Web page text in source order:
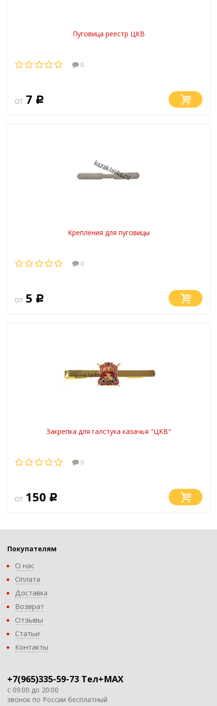
Пуговица реестр ЦКВ
0
от 7 Р
Крепления для пуговицы
0
от 5 Р
Закрепка для галстука казачья "ЦКВ"
0
от 150 Р
Покупателям
О нас
Оплата
Доставка
Возврат
Отзывы
Статьи
Контакты
+7(965)335-59-73 Тел+MAX
с 09:00 до 20:00
звонок по России бесплатный